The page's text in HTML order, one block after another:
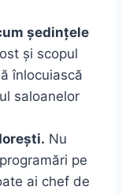
ședințele
și scopul
înlocuiască
saloanelor
Nu
pe
ai chef de